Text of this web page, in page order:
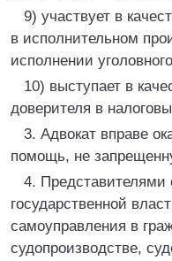
9) участвует в
в исполнительном
исполнении
10) выступает в
доверителя в
3. Адвокат вправе
помощь, не
4. Представителями
государственной
самоуправления в
судопроизводстве,